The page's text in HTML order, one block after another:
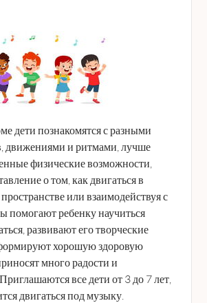
дети познакомятся с разными
движениями и ритмами, лучше
физические возможности,
о том, как двигаться в
или взаимодействуя с
помогают ребенку научиться
развивают его творческие
хорошую здоровую
много радости и
все дети от 3 до 7 лет,
двигаться под музыку.